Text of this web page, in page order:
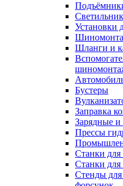
Установки
Шланги и
Бустеры
Заправка
Зарядные и
Прессы
Станки для
Станки для
Стенды